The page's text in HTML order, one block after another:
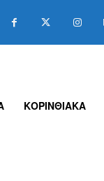
ΚΟΡΙΝΘΙΑΚΑ